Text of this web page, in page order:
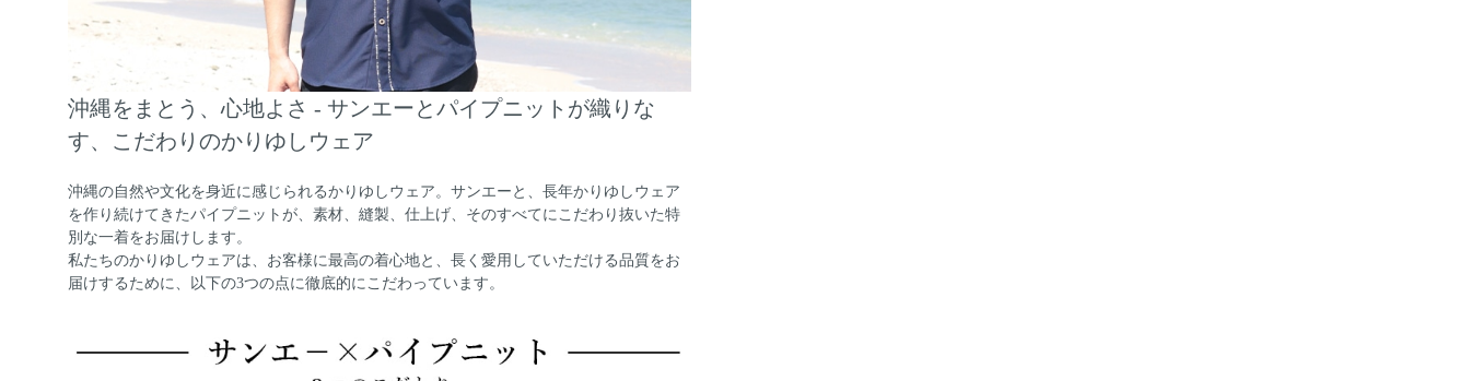
沖縄をまとう、心地よさ - サンエーとパイプニットが織りな
す、こだわりのかりゆしウェア
沖縄の自然や文化を身近に感じられるかりゆしウェア。サンエーと、長年かりゆしウェア
を作り続けてきたパイプニットが、素材、縫製、仕上げ、そのすべてにこだわり抜いた特
別な一着をお届けします。
私たちのかりゆしウェアは、お客様に最高の着心地と、長く愛用していただける品質をお
届けするために、以下の3つの点に徹底的にこだわっています。